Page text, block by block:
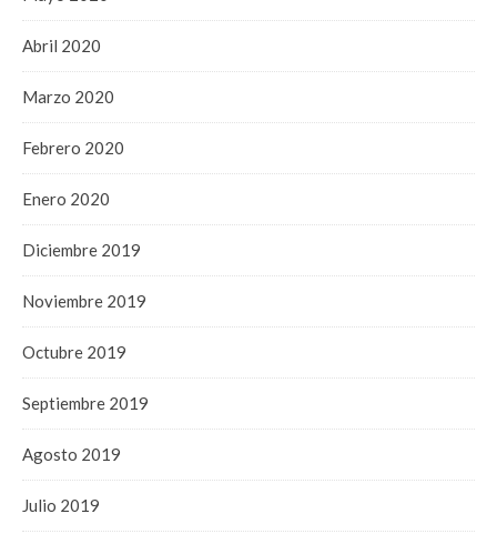
Abril 2020
Marzo 2020
Febrero 2020
Enero 2020
Diciembre 2019
Noviembre 2019
Octubre 2019
Septiembre 2019
Agosto 2019
Julio 2019